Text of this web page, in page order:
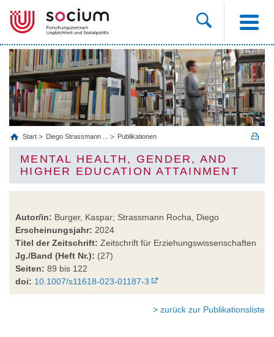
Start Diego Strassmann ... Publikationen
MENTAL HEALTH, GENDER, AND
HIGHER EDUCATION ATTAINMENT
Autor/in: Burger, Kaspar; Strassmann Rocha, Diego
Erscheinungsjahr: 2024
Titel der Zeitschrift: Zeitschrift für Erziehungswissenschaften
Jg./Band (Heft Nr.): (27)
Seiten: 89 bis 122
doi: 10.1007/s11618-023-01187-3
> zurück zur Publikationsliste